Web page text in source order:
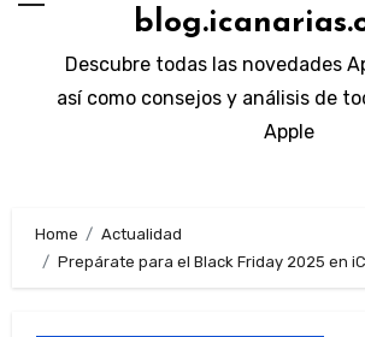
Descubre todas las novedades
así como consejos y análisis de
Apple
Home
Actualidad
Prepárate para el Black Friday 2025 en